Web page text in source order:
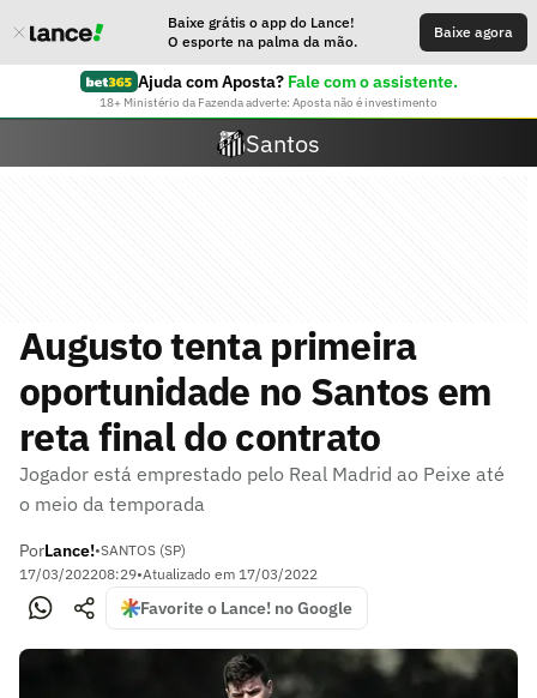
Baixe grátis o app do Lance!
O esporte na palma da mão.
Baixe agora
Ajuda com Aposta? Fale com o assistente.
18+ Ministério da Fazenda adverte: Aposta não é investimento
Santos
Augusto tenta primeira
oportunidade no Santos em
reta final do contrato
Jogador está emprestado pelo Real Madrid ao Peixe até
o meio da temporada
PorLance!•SANTOS (SP)
17/03/202208:29•Atualizado em 17/03/2022
Favorite o Lance! no Google